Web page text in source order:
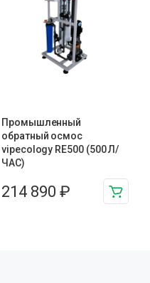
Промышленный
обратный осмос
vipecology RE500 (500 Л/
ЧАС)
214 890 ₽